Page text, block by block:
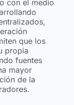
con el medio
que los
propia
fuentes
mayor
de la